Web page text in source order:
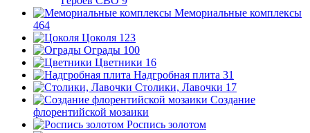
Мемориальные комплексы
464
Цоколя 123
Ограды 100
Цветники 16
Надгробная плита 31
Столики, Лавочки 17
Создание
флорентийской мозаики
Роспись золотом